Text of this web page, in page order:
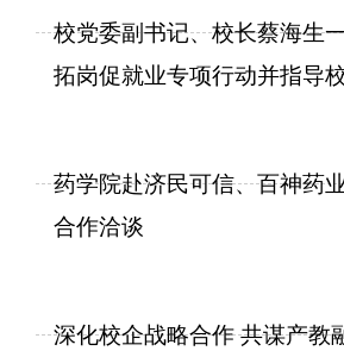
校党委副书记、校长蔡海生
拓岗促就业专项行动并指导
药学院赴济民可信、百神药
合作洽谈
深化校企战略合作 共谋产